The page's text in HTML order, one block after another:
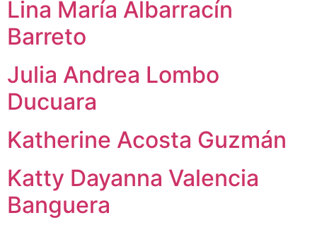
Lina María Albarracín
Barreto
Julia Andrea Lombo
Ducuara
Katherine Acosta Guzmán
Katty Dayanna Valencia
Banguera